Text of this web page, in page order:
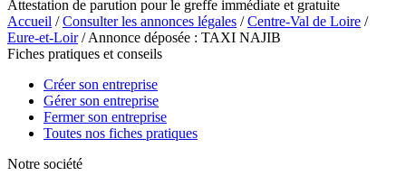
Attestation de parution pour le greffe immédiate et gratuite
Accueil /Consulter les annonces légales /Centre-Val de Loire /
Eure-et-Loir/ Annonce déposée : TAXI NAJIB
Fiches pratiques et conseils
Créer son entreprise
Gérer son entreprise
Fermer son entreprise
Toutes nos fiches pratiques
Notre société